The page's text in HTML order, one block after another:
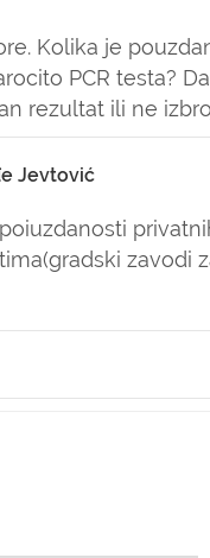
Kolika je
PCR testa?
rezultat ili ne
Jevtović
zavodi